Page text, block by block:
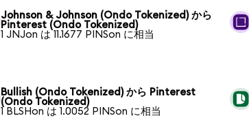
Johnson & Johnson (Ondo Tokenized) から
Pinterest (Ondo Tokenized)
1 JNJon は 11.1677 PINSon に相当
Bullish (Ondo Tokenized) から Pinterest
(Ondo Tokenized)
1 BLSHon は 1.0052 PINSon に相当